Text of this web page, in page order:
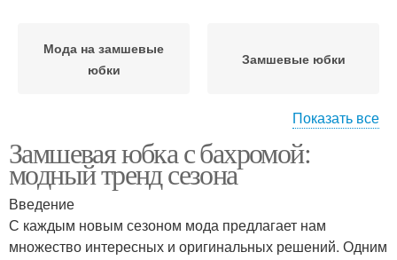
Мода на замшевые
юбки
Замшевые юбки
Образа с замшевой
юбкой
Образ с замшевой
юбкой
Джинсовые юбки Летние юбки
Показать все
Замшевая юбка с бахромой:
модный тренд сезона
Введение
С каждым новым сезоном мода предлагает нам
множество интересных и оригинальных решений. Одним